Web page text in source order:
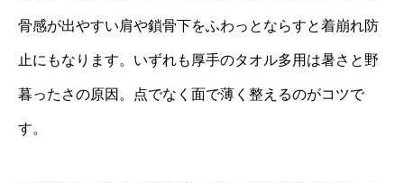
骨感が出やすい肩や鎖骨下をふわっとならすと着崩れ防
止にもなります。いずれも厚手のタオル多用は暑さと野
暮ったさの原因。点でなく面で薄く整えるのがコツで
す。